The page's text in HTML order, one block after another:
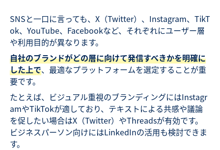
SNSと一口に言っても、X（Twitter）、Instagram、TikT
ok、YouTube、Facebookなど、それぞれにユーザー層
や利用目的が異なります。
自社のブランドがどの層に向けて発信すべきかを明確に
した上で、最適なプラットフォームを選定することが重
要です。
たとえば、ビジュアル重視のブランディングにはInstagr
amやTikTokが適しており、テキストによる共感や議論
を促したい場合はX（Twitter）やThreadsが有効です。
ビジネスパーソン向けにはLinkedInの活用も検討できま
す。